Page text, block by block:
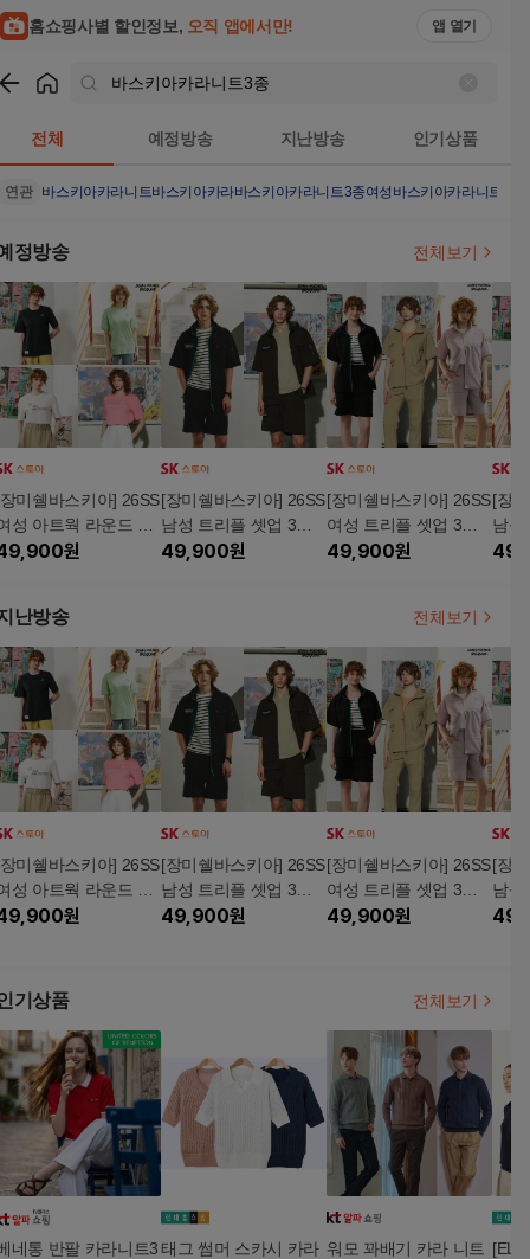
홈쇼핑사별 할인정보, 오직 앱에서만! 앱 열기
전체 예정방송 지난방송 인기상품
연관 바스키아카라니트바스키아카라바스키아카라니트3종여성 바스키아카라니트3종
정방송 전체보기
미쉘바스키아] 26SS
성 아트웍 라운드 반
티 4종 (B607W)
원
[장미쉘바스키아] 26SS
남성 트리플 셋업 3종
(B608M)
49,900원
[장미쉘바스키아] 26SS
여성 트리플 셋업 3종
(B608W)
49,900원
[장
남성
팔티
난방송 전체보기
미쉘바스키아] 26SS
성 아트웍 라운드 반
티 4종 (B607W)
원
[장미쉘바스키아] 26SS
남성 트리플 셋업 3종
(B608M)
49,900원
[장미쉘바스키아] 26SS
여성 트리플 셋업 3종
(B608W)
49,900원
[장
남성
팔티
기상품 전체보기
네통 반팔 카라니트3태그 썸머 스카시 카라 워모 꽈배기 카라 니트